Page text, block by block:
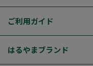
ご利用ガイド
はるやまブランド